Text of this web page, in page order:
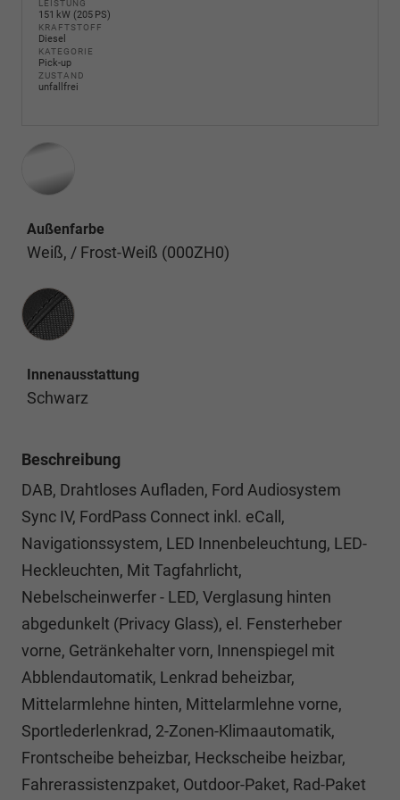
LEISTUNG
151 kW (205 PS)
KRAFTSTOFF
Diesel
KATEGORIE
Pick-up
ZUSTAND
unfallfrei
Außenfarbe
Weiß, / Frost-Weiß (000ZH0)
Innenausstattung
Innenausstattung
Schwarz
Beschreibung
DAB, Drahtloses Aufladen, Ford Audiosystem
Sync IV, FordPass Connect inkl. eCall,
Navigationssystem, LED Innenbeleuchtung, LED-
Heckleuchten, Mit Tagfahrlicht,
Nebelscheinwerfer - LED, Verglasung hinten
abgedunkelt (Privacy Glass), el. Fensterheber
vorne, Getränkehalter vorn, Innenspiegel mit
Abblendautomatik, Lenkrad beheizbar,
Mittelarmlehne hinten, Mittelarmlehne vorne,
Sportlederlenkrad, 2-Zonen-Klimaautomatik,
Frontscheibe beheizbar, Heckscheibe heizbar,
Fahrerassistenzpaket, Outdoor-Paket, Rad-Paket